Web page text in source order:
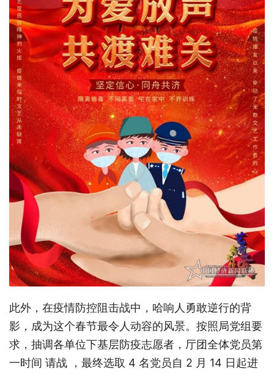
此外，在疫情防控阻击战中，哈响人勇敢逆行的背
影，成为这个春节最令人动容的风景。按照局党组要
求，抽调各单位下基层防疫志愿者，厅团全体党员第
一时间 请战 ，最终选取 4 名党员自 2 月 14 日起进